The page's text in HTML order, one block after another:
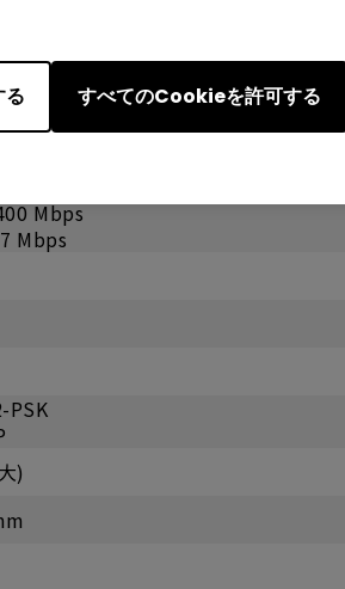
すべてのCookieを許可する
Mbps
Mbps
PSK
)